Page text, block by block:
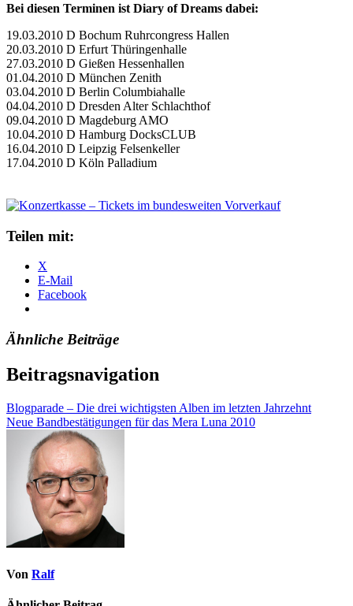
Bei diesen Terminen ist Diary of Dreams dabei:
19.03.2010 D Bochum Ruhrcongress Hallen
20.03.2010 D Erfurt Thüringenhalle
27.03.2010 D Gießen Hessenhallen
01.04.2010 D München Zenith
03.04.2010 D Berlin Columbiahalle
04.04.2010 D Dresden Alter Schlachthof
09.04.2010 D Magdeburg AMO
10.04.2010 D Hamburg DocksCLUB
16.04.2010 D Leipzig Felsenkeller
17.04.2010 D Köln Palladium
Teilen mit:
X
E-Mail
Facebook
Ähnliche Beiträge
Beitragsnavigation
Blogparade – Die drei wichtigsten Alben im letzten Jahrzehnt
Neue Bandbestätigungen für das Mera Luna 2010
Von Ralf